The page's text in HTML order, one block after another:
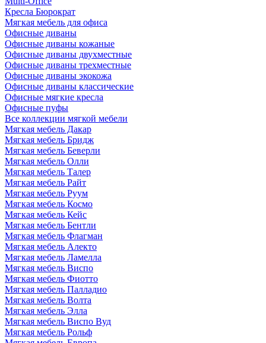
Кресла Бюрократ
Мягкая мебель для офиса
Офисные диваны
Офисные диваны кожаные
Офисные диваны двухместные
Офисные диваны трехместные
Офисные диваны экокожа
Офисные диваны классические
Офисные мягкие кресла
Офисные пуфы
Все коллекции мягкой мебели
Мягкая мебель Дакар
Мягкая мебель Бридж
Мягкая мебель Беверли
Мягкая мебель Олли
Мягкая мебель Талер
Мягкая мебель Райт
Мягкая мебель Руум
Мягкая мебель Космо
Мягкая мебель Кейс
Мягкая мебель Бентли
Мягкая мебель Флагман
Мягкая мебель Алекто
Мягкая мебель Ламелла
Мягкая мебель Виспо
Мягкая мебель Фиотто
Мягкая мебель Палладио
Мягкая мебель Волта
Мягкая мебель Элла
Мягкая мебель Виспо Вуд
Мягкая мебель Рольф